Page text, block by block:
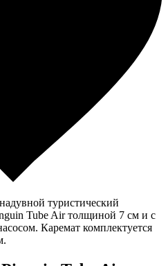
туристический
Tube Air толщиной 7 см и с
Каремат комплектуется